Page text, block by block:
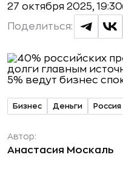
27 октября 2025, 19:30
Поделиться:
Бизнес Деньги Россия
Автор:
Анастасия Москаль